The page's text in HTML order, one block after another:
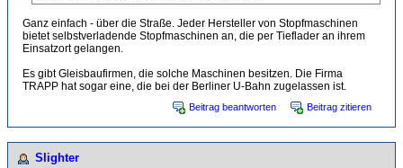
Ganz einfach - über die Straße. Jeder Hersteller von Stopfmaschinen
bietet selbstverladende Stopfmaschinen an, die per Tieflader an ihrem
Einsatzort gelangen.
Es gibt Gleisbaufirmen, die solche Maschinen besitzen. Die Firma
TRAPP hat sogar eine, die bei der Berliner U-Bahn zugelassen ist.
Beitrag beantworten Beitrag zitieren
Slighter